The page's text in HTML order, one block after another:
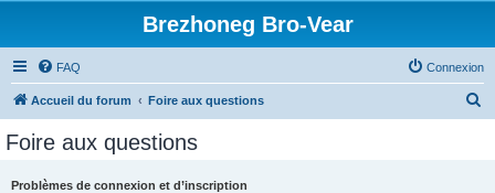
Brezhoneg Bro-Vear
FAQ Connexion
Accueil du forum Foire aux questions
Foire aux questions
Problèmes de connexion et d’inscription